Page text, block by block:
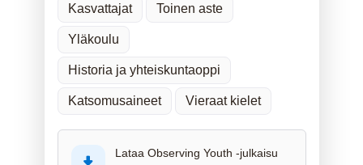
Kasvattajat Toinen aste
Yläkoulu
Historia ja yhteiskuntaoppi
Katsomusaineet Vieraat kielet
Lataa Observing Youth -julkaisu